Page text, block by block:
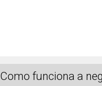
Como funciona a